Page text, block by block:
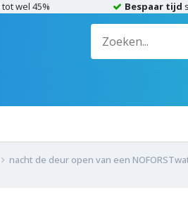
tot wel 45% Bespaar tijd
nacht de deur open van een